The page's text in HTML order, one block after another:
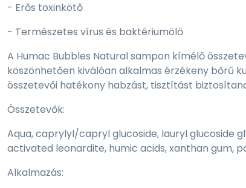
- Erős toxinkötő
- Természetes vírus és baktériumölő
A Humac Bubbles Natural sampon kímélő
köszönhetően kiválóan alkalmas érzékeny bőrű
összetevői hatékony habzást, tisztítást
Összetevők:
Aqua, caprylyl/capryl glucoside, lauryl glucoside
activated leonardite, humic acids, xanthan gum,
Alkalmazás: